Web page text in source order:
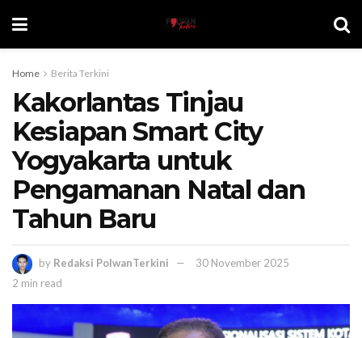
Home Berita Terkini
Kakorlantas Tinjau
Kesiapan Smart City
Yogyakarta untuk
Pengamanan Natal dan
Tahun Baru
by Redaksi PolwanTerkini
30 November 2025
2 min read